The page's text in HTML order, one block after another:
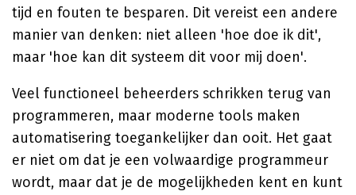
tijd en fouten te besparen. Dit vereist een andere
manier van denken: niet alleen 'hoe doe ik dit',
maar 'hoe kan dit systeem dit voor mij doen'.
Veel functioneel beheerders schrikken terug van
programmeren, maar moderne tools maken
automatisering toegankelijker dan ooit. Het gaat
er niet om dat je een volwaardige programmeur
wordt, maar dat je de mogelijkheden kent en kunt